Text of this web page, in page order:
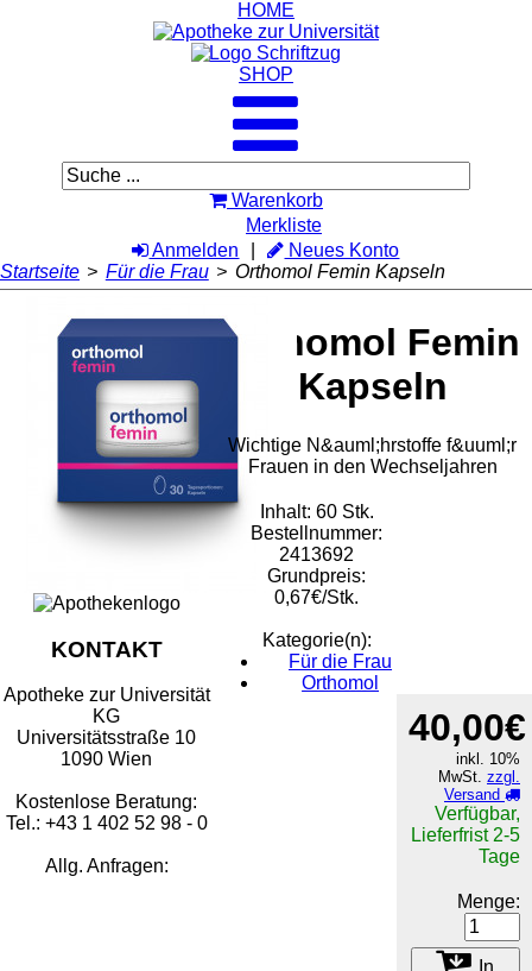
HOME
SHOP
Warenkorb
Merkliste
Anmelden
Neues Konto
Startseite > Für die Frau > Orthomol Femin Kapseln
Orthomol Femin
Kapseln
Wichtige N&auml;hrstoffe f&uuml;r
Frauen in den Wechseljahren
Inhalt: 60 Stk.
Bestellnummer:
2413692
Grundpreis:
0,67€/Stk.
Kategorie(n):
Für die Frau
Orthomol
40,00€
inkl. 10%
MwSt. zzgl.
Versand
Verfügbar,
Lieferfrist 2-5
Tage
Menge:
KONTAKT
Apotheke zur Universität
KG
Universitätsstraße 10
1090 Wien
Kostenlose Beratung:
Tel.: +43 1 402 52 98 - 0
Allg. Anfragen: